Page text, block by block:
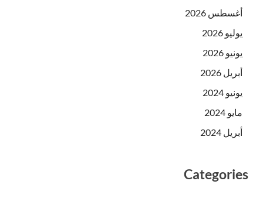
أغسطس 2026
يوليو 2026
يونيو 2026
أبريل 2026
يونيو 2024
مايو 2024
أبريل 2024
Categories